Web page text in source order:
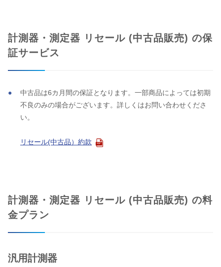
計測器・測定器 リセール (中古品販売) の保
証サービス
中古品は6カ月間の保証となります。一部商品によっては初期
不良のみの場合がございます。詳しくはお問い合わせくださ
い。
リセール(中古品）約款
計測器・測定器 リセール (中古品販売) の料
金プラン
汎用計測器